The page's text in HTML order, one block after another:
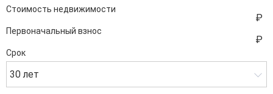
Стоимость недвижимости
Первоначальный взнос
Срок
30 лет